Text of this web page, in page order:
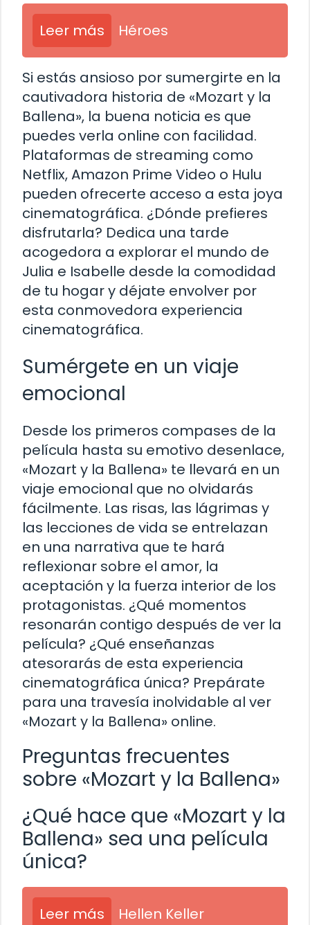
Leer más Héroes
Si estás ansioso por sumergirte en la
cautivadora historia de «Mozart y la
Ballena», la buena noticia es que
puedes verla online con facilidad.
Plataformas de streaming como
Netflix, Amazon Prime Video o Hulu
pueden ofrecerte acceso a esta joya
cinematográfica. ¿Dónde prefieres
disfrutarla? Dedica una tarde
acogedora a explorar el mundo de
Julia e Isabelle desde la comodidad
de tu hogar y déjate envolver por
esta conmovedora experiencia
cinematográfica.
Sumérgete en un viaje
emocional
Desde los primeros compases de la
película hasta su emotivo desenlace,
«Mozart y la Ballena» te llevará en un
viaje emocional que no olvidarás
fácilmente. Las risas, las lágrimas y
las lecciones de vida se entrelazan
en una narrativa que te hará
reflexionar sobre el amor, la
aceptación y la fuerza interior de los
protagonistas. ¿Qué momentos
resonarán contigo después de ver la
película? ¿Qué enseñanzas
atesorarás de esta experiencia
cinematográfica única? Prepárate
para una travesía inolvidable al ver
«Mozart y la Ballena» online.
Preguntas frecuentes
sobre «Mozart y la Ballena»
¿Qué hace que «Mozart y la
Ballena» sea una película
única?
Leer más Hellen Keller